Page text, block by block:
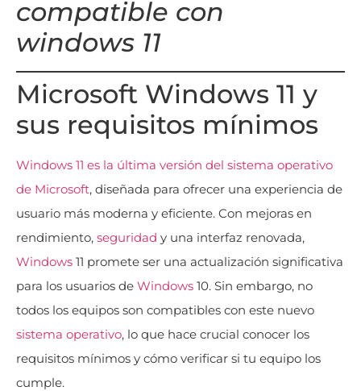
compatible con
windows 11
Microsoft Windows 11 y
sus requisitos mínimos
Windows 11 es la última versión del sistema operativo
de Microsoft, diseñada para ofrecer una experiencia de
usuario más moderna y eficiente. Con mejoras en
rendimiento, seguridad y una interfaz renovada,
Windows 11 promete ser una actualización significativa
para los usuarios de Windows 10. Sin embargo, no
todos los equipos son compatibles con este nuevo
sistema operativo, lo que hace crucial conocer los
requisitos mínimos y cómo verificar si tu equipo los
cumple.